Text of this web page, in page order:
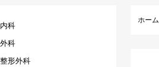
ホーム
科
科
形外科